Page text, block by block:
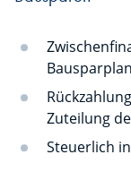
Zuteilung
Steuerlich